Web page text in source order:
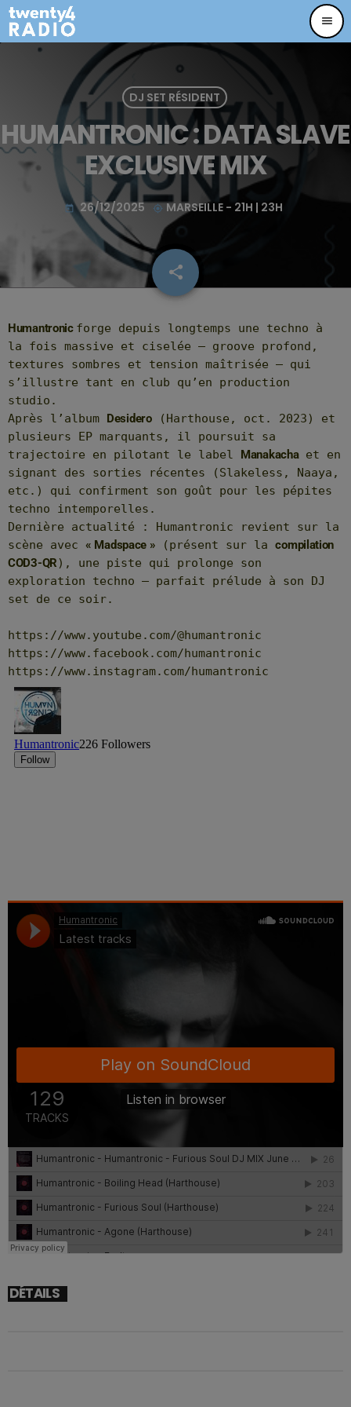
menu
DJ SET RÉSIDENT
HUMANTRONIC : DATA SLAVE
EXCLUSIVE MIX
today 26/12/2025 my_location MARSEILLE - 21H | 23H
share
email
Humantronic forge depuis longtemps une techno à
la fois massive et ciselée — groove profond,
textures sombres et tension maîtrisée — qui
s’illustre tant en club qu’en production
studio.
Après l’album
Desidero(Harthouse, oct. 2023) et
plusieurs EP marquants, il poursuit sa
trajectoire en pilotant le label
Manakachaet en
signant des sorties récentes (Slakeless, Naaya,
etc.) qui confirment son goût pour les pépites
techno intemporelles.
Dernière actualité : Humantronic revient sur la
scène avec « Madspace » (présent sur lacompilation
COD3-QR), une piste qui prolonge son
exploration techno — parfait prélude à son DJ
set de ce soir.
https://www.youtube.com/@humantronic
https://www.facebook.com/humantronic
https://www.instagram.com/humantronic
DÉTAILS